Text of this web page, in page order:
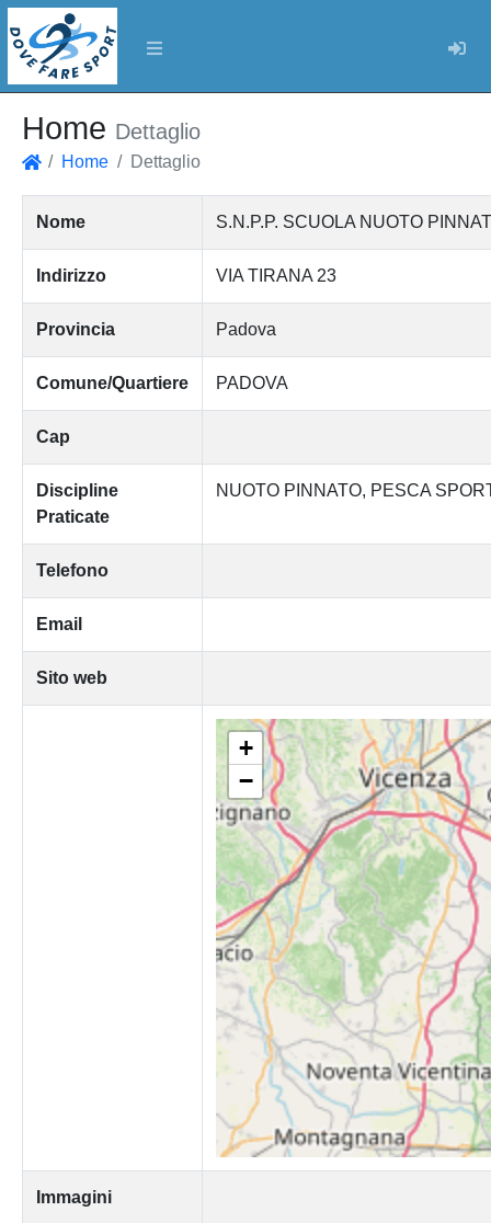
Home Dettaglio
Home Dettaglio
Nome S.N.P.P. SCUOLA NUOTO
Indirizzo VIA TIRANA 23
Provincia Padova
Comune/Quartiere PADOVA
Cap
Discipline
Praticate
NUOTO PINNATO PESCA
Telefono
Email
Sito web
+
−
Immagini